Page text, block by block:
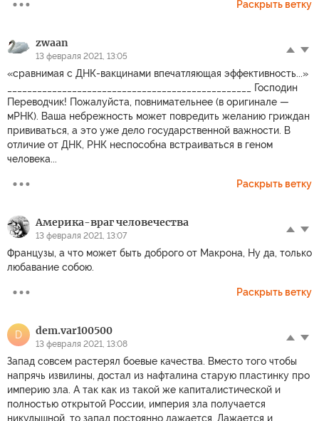
Раскрыть ветку
zwaan
13 февраля 2021, 13:05
«сравнимая с ДНК-вакцинами впечатляющая эффективность...»
_________________________________________________ Господин
Переводчик! Пожалуйста, повнимательнее (в оригинале —
мРНК). Ваша небрежность может повредить желанию гриждан
прививаться, а это уже дело государственной важности. В
отличие от ДНК, РНК неспособна встраиваться в геном
человека...
Раскрыть ветку
Америка-враг человечества
13 февраля 2021, 13:07
Французы, а что может быть доброго от Макрона, Ну да, только
любавание собою.
Раскрыть ветку
D dem.var100500
13 февраля 2021, 13:08
Запад совсем растерял боевые качества. Вместо того чтобы
напрячь извилины, достал из нафталина старую пластинку про
империю зла. А так как из такой же капиталистической и
полностью открытой России, империя зла получается
никудышной, то запад постоянно лажается. Лажается и